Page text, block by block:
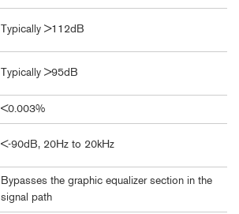
Typically >112dB
Typically >95dB
<0.003%
<-90dB, 20Hz to 20kHz
Bypasses the graphic equalizer section in the
signal path